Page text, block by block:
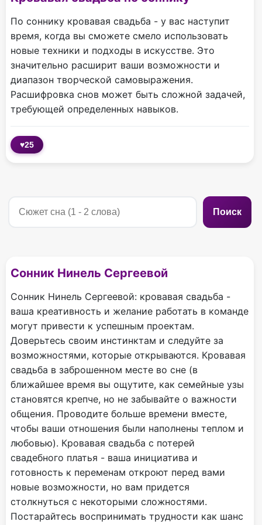
По соннику кровавая свадьба - у вас наступит
время, когда вы сможете смело использовать
новые техники и подходы в искусстве. Это
значительно расширит ваши возможности и
диапазон творческой самовыражения.
Расшифровка снов может быть сложной задачей,
требующей определенных навыков.
♥25
Поиск
Сонник Нинель Сергеевой
Сонник Нинель Сергеевой: кровавая свадьба -
ваша креативность и желание работать в команде
могут привести к успешным проектам.
Доверьтесь своим инстинктам и следуйте за
возможностями, которые открываются. Кровавая
свадьба в заброшенном месте во сне (в
ближайшее время вы ощутите, как семейные узы
становятся крепче, но не забывайте о важности
общения. Проводите больше времени вместе,
чтобы ваши отношения были наполнены теплом и
любовью). Кровавая свадьба с потерей
свадебного платья - ваша инициатива и
готовность к переменам откроют перед вами
новые возможности, но вам придется
столкнуться с некоторыми сложностями.
Постарайтесь воспринимать трудности как шанс